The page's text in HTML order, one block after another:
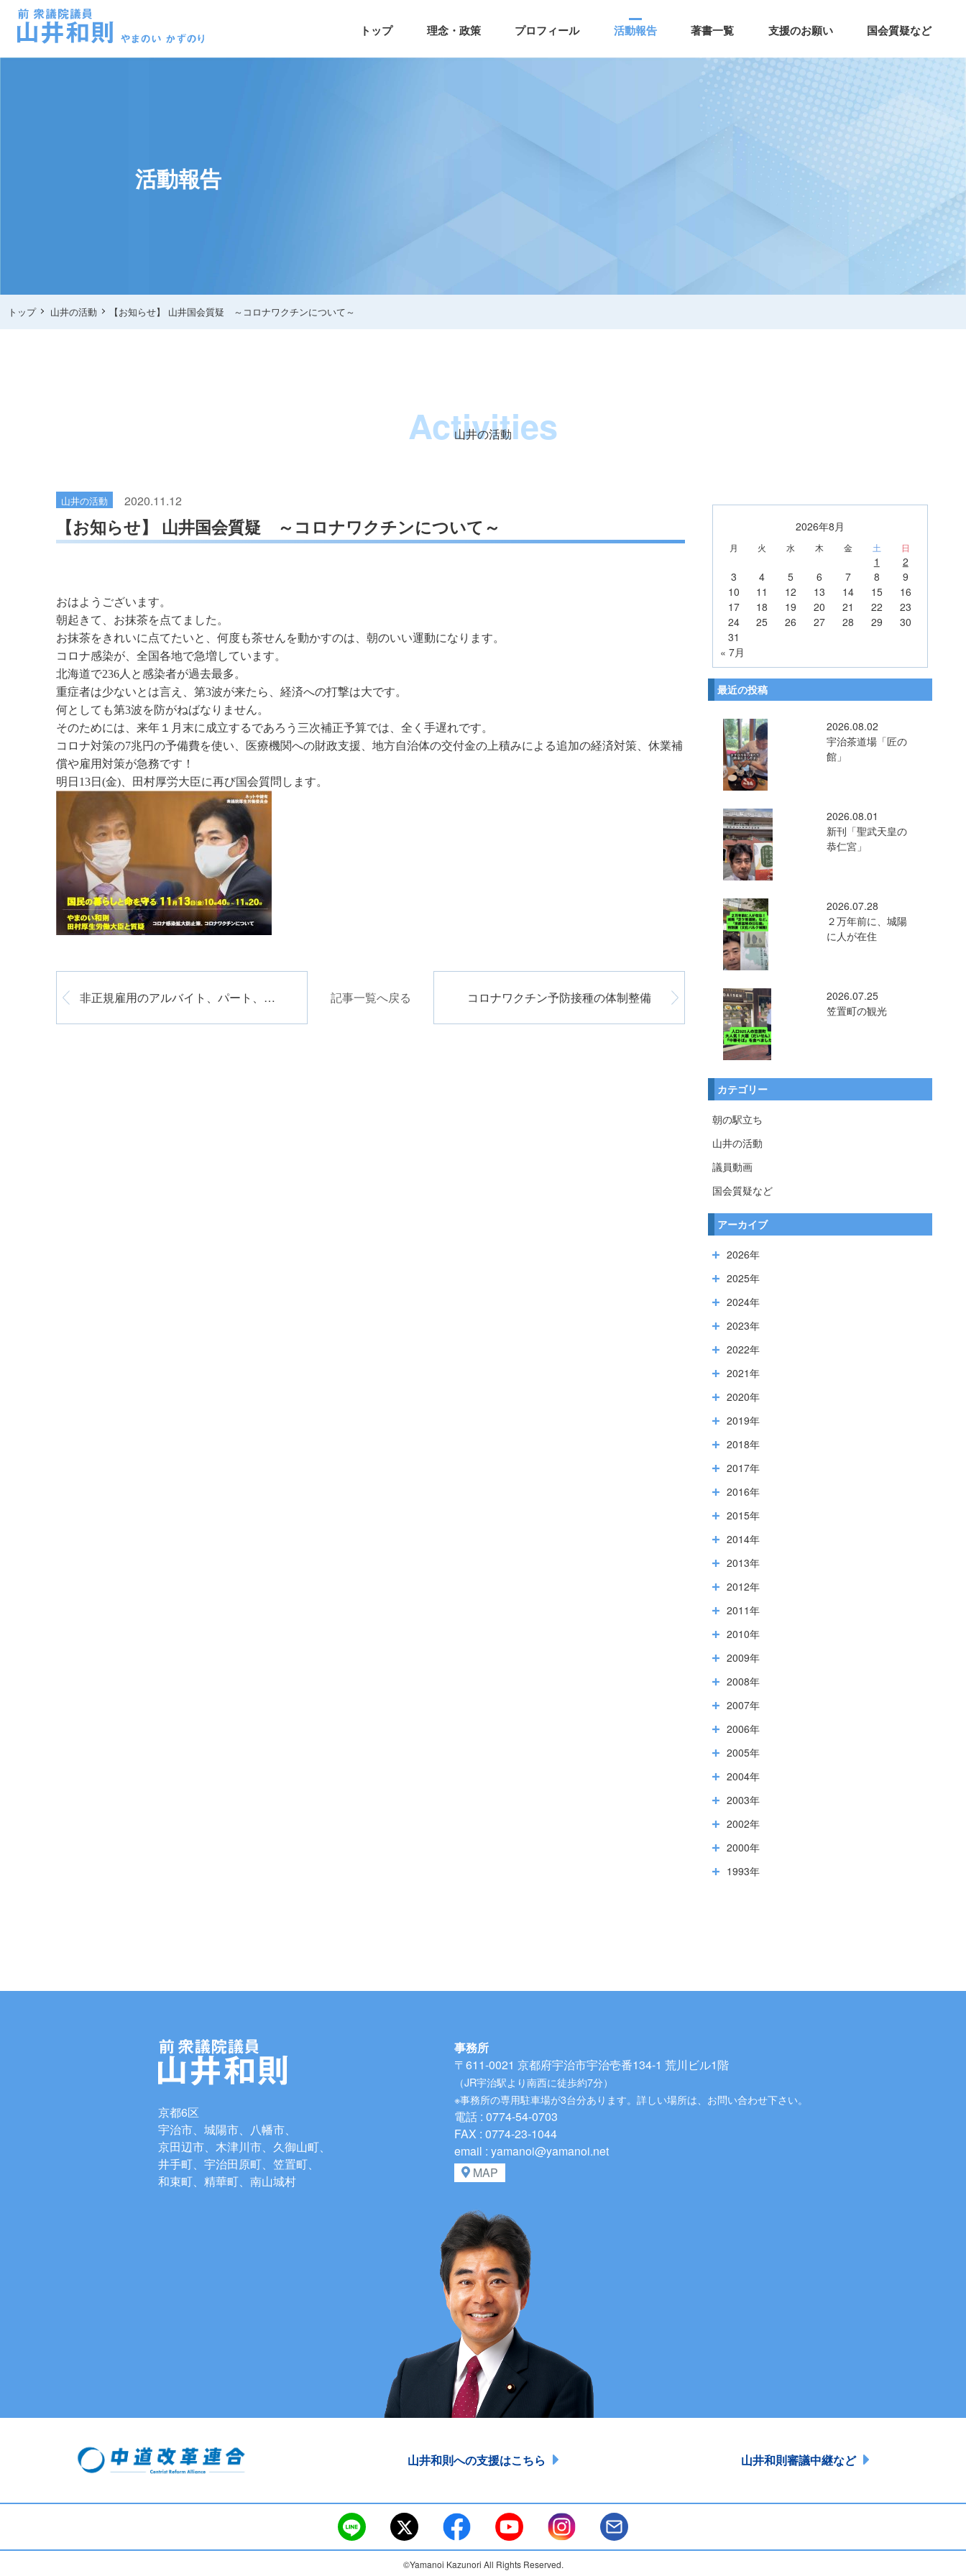
トップ 理念・政策 プロフィール 活動報告 著書一覧 支援のお願い 国会質疑など
活動報告
トップ 山井の活動 【お知らせ】 山井国会質疑 ～コロナワクチンについて～
Activities
山井の活動
山井の活動 2020.11.12
【お知らせ】 山井国会質疑 ～コロナワクチンについて～
おはようございます。
朝起きて、お抹茶を点てました。
お抹茶をきれいに点てたいと、何度も茶せんを動かすのは、朝のいい運動になります。
コロナ感染が、全国各地で急増しています。
北海道で236人と感染者が過去最多。
重症者は少ないとは言え、第3波が来たら、経済への打撃は大です。
何としても第3波を防がねばなりません。
そのためには、来年１月末に成立するであろう三次補正予算では、全く手遅れです。
コロナ対策の7兆円の予備費を使い、医療機関への財政支援、地方自治体の交付金の上積みによる追加の経済対策、休業補
償や雇用対策が急務です！
明日13日(金)、田村厚労大臣に再び国会質問します。
非正規雇用のアルバイト、パート、日々雇用の方々へ休業支援金を！ 記事一覧へ戻る コロナワクチン予防接種の体制整備
2026年8月
月 火 水 木 金 土 日
1
2
3
4 5 6 7 8
9
10
11 12 13 14 15
16
17
18 19 20 21 22
23
24
25 26 27 28 29
30
31
« 7月
最近の投稿
2026.08.02
宇治茶道場「匠の
館」
2026.08.01
新刊「聖武天皇の
恭仁宮」
2026.07.28
２万年前に、城陽
に人が在住
2026.07.25
笠置町の観光
カテゴリー
朝の駅立ち
山井の活動
議員動画
国会質疑など
アーカイブ
2026年
2025年
2024年
2023年
2022年
2021年
2020年
2019年
2018年
2017年
2016年
2015年
2014年
2013年
2012年
2011年
2010年
2009年
2008年
2007年
2006年
2005年
2004年
2003年
2002年
2000年
1993年
京都6区
宇治市、城陽市、八幡市、
京田辺市、木津川市、久御山町、
井手町、宇治田原町、笠置町、
和束町、精華町、南山城村
事務所
〒611-0021 京都府宇治市宇治壱番134-1 荒川ビル1階
（JR宇治駅より南西に徒歩約7分）
※事務所の専用駐車場が3台分あります。 詳しい場所は、お問い合わせ下さい。
電話 : 0774-54-0703
FAX : 0774-23-1044
email : yamanoi@yamanoi.net
MAP
山井和則への支援はこちら 山井和則審議中継など
©Yamanoi Kazunori All Rights Reserved.